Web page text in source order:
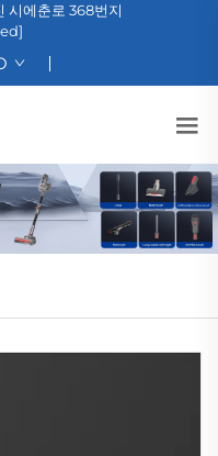
시에춘로 368번지